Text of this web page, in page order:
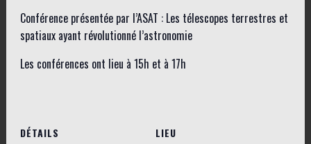
Conférence présentée par l’ASAT : Les télescopes terrestres et
spatiaux ayant révolutionné l’astronomie
Les conférences ont lieu à 15h et à 17h
DÉTAILS
LIEU